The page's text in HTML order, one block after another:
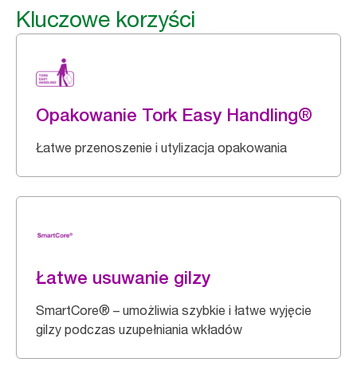
Kluczowe korzyści
Opakowanie Tork Easy Handling®
Łatwe przenoszenie i utylizacja opakowania
Łatwe usuwanie gilzy
SmartCore® – umożliwia szybkie i łatwe wyjęcie
gilzy podczas uzupełniania wkładów